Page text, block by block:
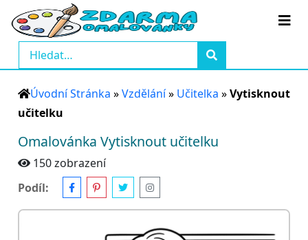
Úvodní Stránka »Vzdělání» Učitelka »Vytisknout
učitelku
Omalovánka Vytisknout učitelku
150 zobrazení
Podíl: